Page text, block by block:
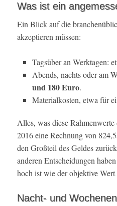
Was ist ein
Ein Blick auf die
akzeptieren müssen:
Tagsüber an Werktagen:
Abends, nachts oder am
und 180 Euro.
Materialkosten, etwa für
Alles, was diese
2016 eine Rechnung von
den Großteil des Geldes
anderen Entscheidungen
hoch ist wie der objektive
Nacht- und